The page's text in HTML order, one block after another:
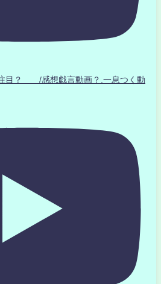
目？ /感想戯言動画？.一息つく動